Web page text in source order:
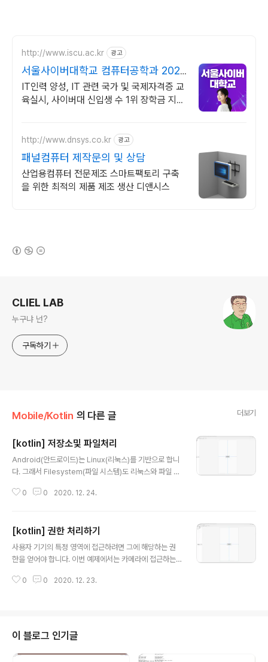
http://www.iscu.ac.kr 광고
서울사이버대학교 컴퓨터공학과 2026
가을학기 신편입생
IT인력 양성, IT 관련 국가 및 국제자격증 교
육실시, 사이버대 신입생 수 1위 장학금 지급
http://www.dnsys.co.kr 광고
패널컴퓨터 제작문의 및 상담
산업용컴퓨터 전문제조 스마트팩토리 구축
을 위한 최적의 제품 제조 생산 디앤시스
CLIEL LAB
누구냐 넌?
구독하기
Mobile/Kotlin 의 다른 글 더보기
[kotlin] 저장소및 파일처리
Android(안드로이드)는 Linux(리눅스)를 기반으로 합니
다. 그래서 Filesystem(파일 시스템)도 리눅스와 파일 시
(시스템)을 사용하는 계정별로 권한을 다루게 부여할 수 있
해당하는 계정 하나를 생성해 해당 저장소에 접근하도록
권한을 부여해 줍니다. 당연히 앱의 계정으로는 자신의 저
장소에 자유롭게 접근할 수 있지만 다른 앱의 저장소에는
면 모든앱이 접근할 수 있는 저장공간이 있는데 이를 외부
0 0 2020. 12. 24.
[kotlin] 권한 처리하기
사용자 기기의 특정 영역에 접근하려면 그에 해당하는 권
한을 얻어야 합니다. 이번 예제에서는 카메라에 접근하는
록 하겠습니다. 우선 다음과 같이 app -> manifests에
nActivity에서 카메라에 접근하기 전에 이미 해당 권한이
부여되어 있는지를 확인하도록 하는 함수를 작성합니다.
권한이 부여되어 있는데 계속 권한 요청을 하면 문제가 되
0 0 2020. 12. 23.
이 블로그 인기글